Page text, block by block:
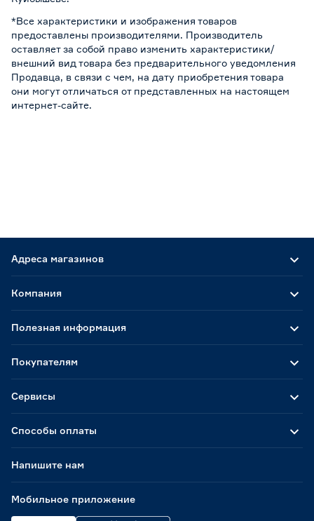
*Все характеристики и изображения товаров
предоставлены производителями. Производитель
оставляет за собой право изменить характеристики/
внешний вид товара без предварительного уведомления
Продавца, в связи с чем, на дату приобретения товара
они могут отличаться от представленных на настоящем
интернет-сайте.
Адреса магазинов
Способы оплаты
Мобильное приложение
Компания
Полезная информация
Покупателям
Сервисы
Напишите нам